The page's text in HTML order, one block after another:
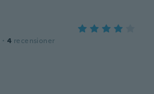
· 4 recensioner